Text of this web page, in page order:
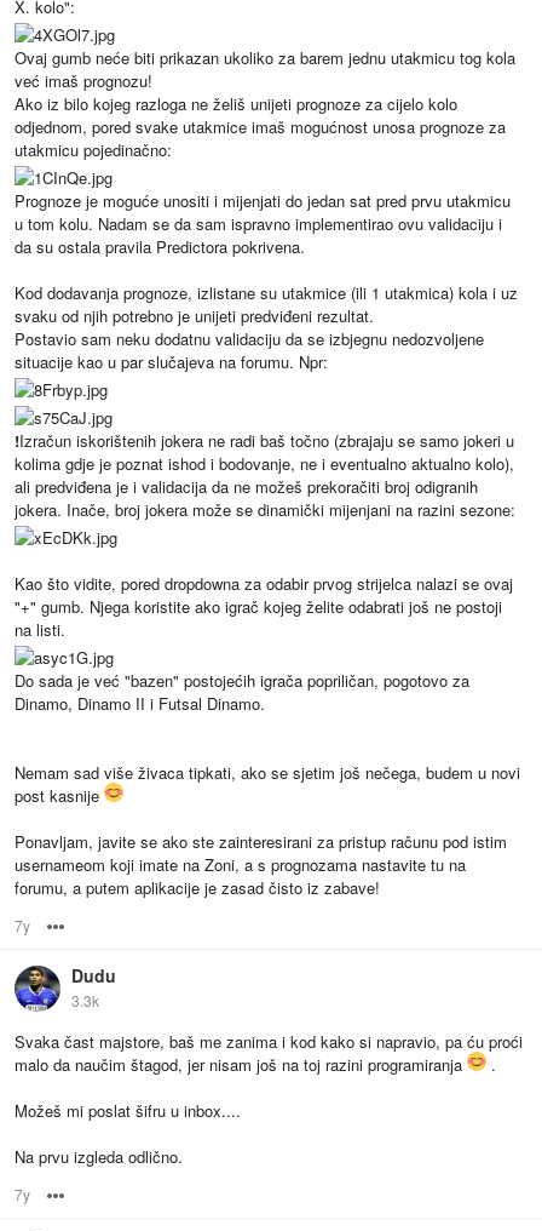
X. kolo":
Ovaj gumb neće biti prikazan ukoliko za barem jednu utakmicu tog kola
već imaš prognozu!
Ako iz bilo kojeg razloga ne želiš unijeti prognoze za cijelo kolo
odjednom, pored svake utakmice imaš mogućnost unosa prognoze za
utakmicu pojedinačno:
Prognoze je moguće unositi i mijenjati do jedan sat pred prvu utakmicu
u tom kolu. Nadam se da sam ispravno implementirao ovu validaciju i
da su ostala pravila Predictora pokrivena.
Kod dodavanja prognoze, izlistane su utakmice (ili 1 utakmica) kola i uz
svaku od njih potrebno je unijeti predviđeni rezultat.
Postavio sam neku dodatnu validaciju da se izbjegnu nedozvoljene
situacije kao u par slučajeva na forumu. Npr:
!Izračun iskorištenih jokera ne radi baš točno (zbrajaju se samo jokeri u
kolima gdje je poznat ishod i bodovanje, ne i eventualno aktualno kolo),
ali predviđena je i validacija da ne možeš prekoračiti broj odigranih
jokera. Inače, broj jokera može se dinamički mijenjani na razini sezone:
Kao što vidite, pored dropdowna za odabir prvog strijelca nalazi se ovaj
"+" gumb. Njega koristite ako igrač kojeg želite odabrati još ne postoji
na listi.
Do sada je već "bazen" postojećih igrača popriličan, pogotovo za
Dinamo, Dinamo II i Futsal Dinamo.
Nemam sad više živaca tipkati, ako se sjetim još nečega, budem u novi
post kasnije
Ponavljam, javite se ako ste zainteresirani za pristup računu pod istim
usernameom koji imate na Zoni, a s prognozama nastavite tu na
forumu, a putem aplikacije je zasad čisto iz zabave!
7y
Dudu
3.3k
Svaka čast majstore, baš me zanima i kod kako si napravio, pa ću proći
malo da naučim štagod, jer nisam još na toj razini programiranja
.
Možeš mi poslat šifru u inbox....
Na prvu izgleda odlično.
7y